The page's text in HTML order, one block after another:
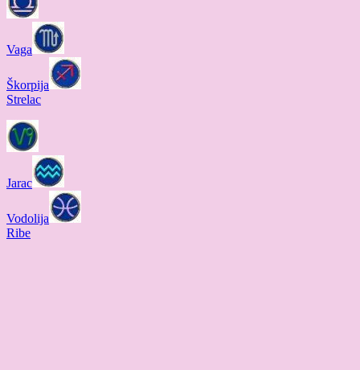
Vaga
Škorpija
Strelac
Jarac
Vodolija
Ribe